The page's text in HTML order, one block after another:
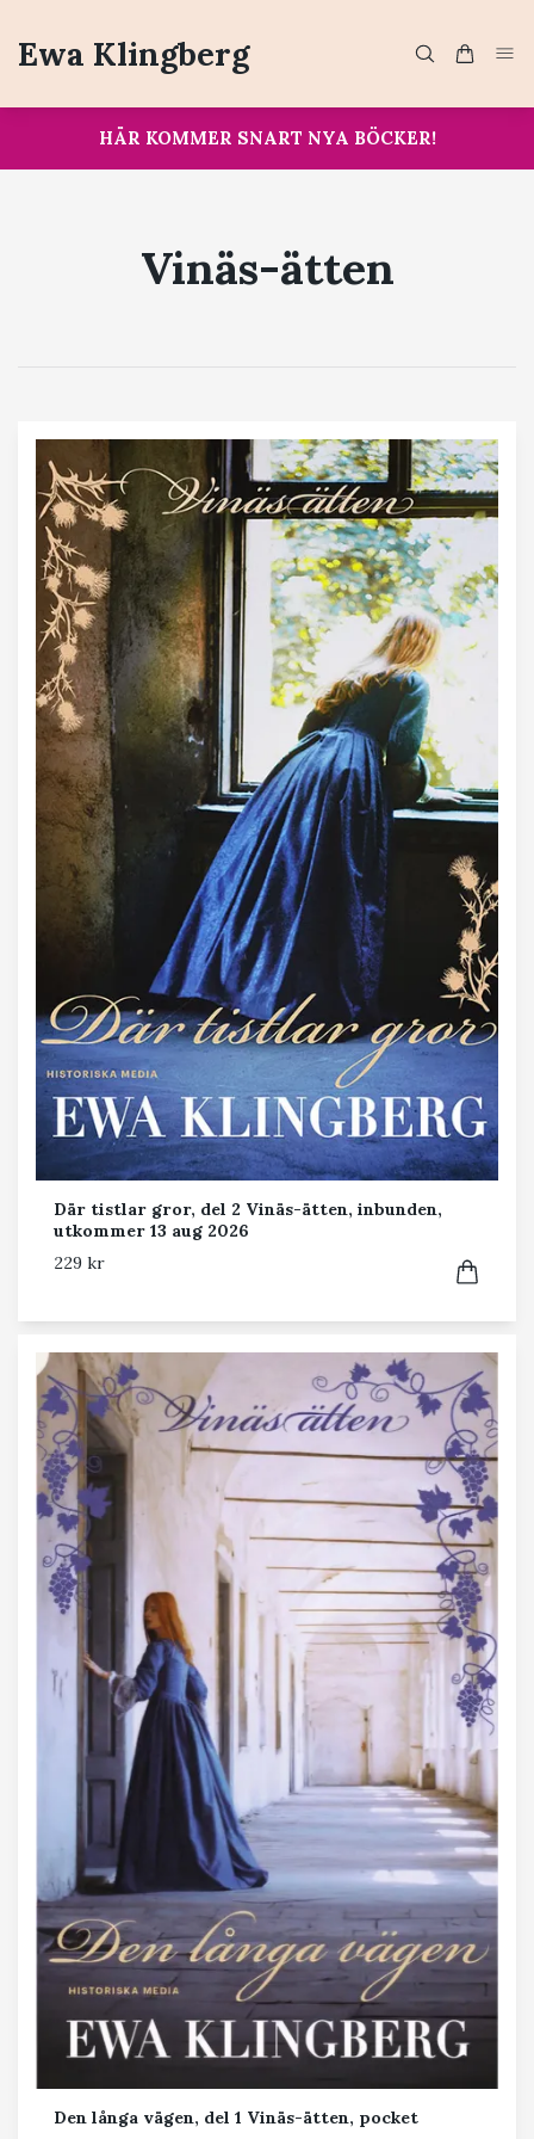
Ewa Klingberg
HÄR KOMMER SNART NYA BÖCKER!
Vinäs-ätten
Där tistlar gror, del 2 Vinäs-ätten, inbunden,
utkommer 13 aug 2026
229 kr
Den långa vägen, del 1 Vinäs-ätten, pocket